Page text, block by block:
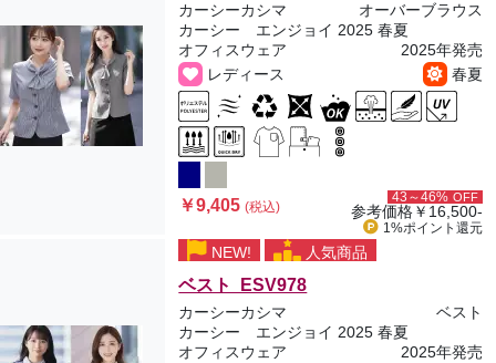
カーシーカシマ
オーバーブラウス
カーシー エンジョイ 2025 春夏
オフィスウェア
2025年発売
レディース
春夏
￥9,405(税込)
43～46% OFF
参考価格￥16,500-
1%ポイント 還元
NEW! 人気商品
ベスト ESV978
カーシーカシマ
ベスト
カーシー エンジョイ 2025 春夏
オフィスウェア
2025年発売